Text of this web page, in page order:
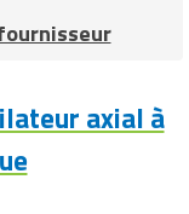
axial à